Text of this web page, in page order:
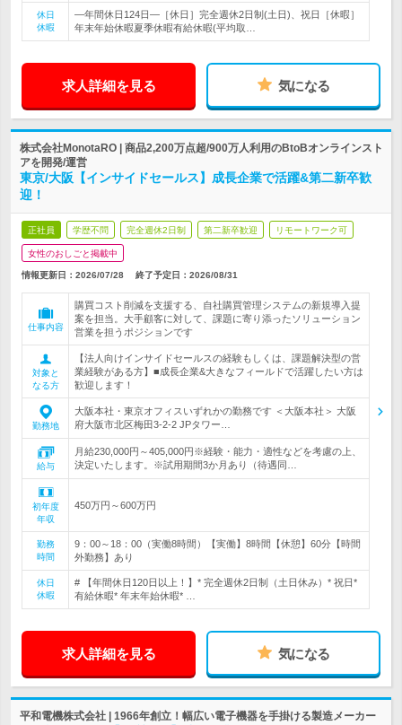
休日
休暇
―年間休日124日―［休日］完全週休2日制(土日)、祝日［休暇］
年末年始休暇夏季休暇有給休暇(平均取…
求人詳細を見る 気になる
株式会社MonotaRO | 商品2,200万点超/900万人利用のBtoBオンラインスト
アを開発/運営
東京/大阪【インサイドセールス】成長企業で活躍&第二新卒歓
迎！
正社員 学歴不問 完全週休2日制 第二新卒歓迎 リモートワーク可
女性のおしごと掲載中
情報更新日：2026/07/28 終了予定日： 2026/08/31
仕事内容
購買コスト削減を支援する、自社購買管理システムの新規導入提
案を担当。大手顧客に対して、課題に寄り添ったソリューション
営業を担うポジションです
対象と
なる方
【法人向けインサイドセールスの経験もしくは、課題解決型の営
業経験がある方】■成長企業&大きなフィールドで活躍したい方は
歓迎します！
勤務地
大阪本社・東京オフィスいずれかの勤務です ＜大阪本社＞ 大阪
府大阪市北区梅田3-2-2 JPタワー…
給与
月給230,000円～405,000円※経験・能力・適性などを考慮の上、
決定いたします。※試用期間3か月あり（待遇同…
初年度
年収
450万円～600万円
勤務
時間
9：00～18：00（実働8時間）【実働】8時間【休憩】60分【時間
外勤務】あり
休日
休暇
# 【年間休日120日以上！】* 完全週休2日制（土日休み）* 祝日*
有給休暇* 年末年始休暇* …
求人詳細を見る 気になる
平和電機株式会社 | 1966年創立！幅広い電子機器を手掛ける製造メーカー